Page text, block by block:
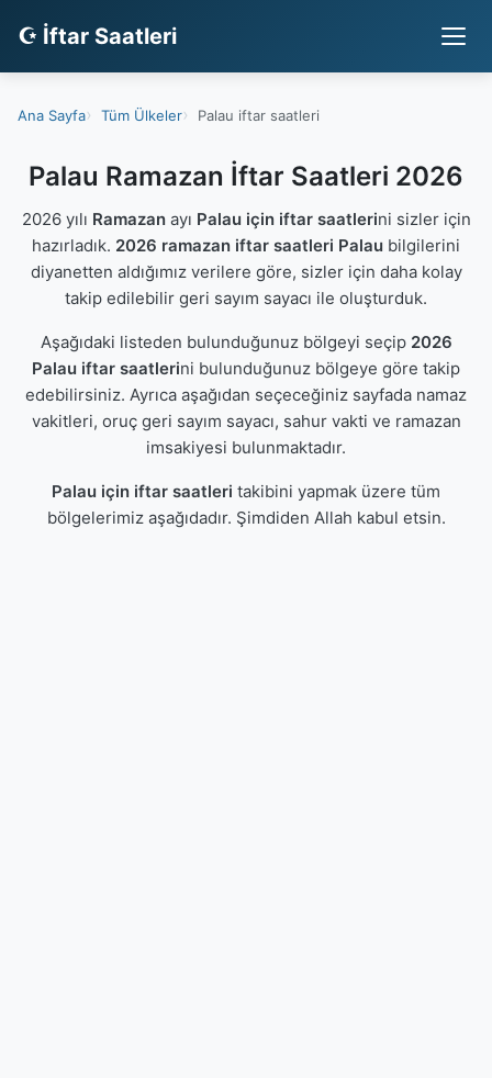
☪ İftar Saatleri
Ana Sayfa Tüm Ülkeler Palau iftar saatleri
Palau Ramazan İftar Saatleri 2026
2026 yılı Ramazanayı Palau için iftar saatlerini sizler için
hazırladık. 2026 ramazan iftar saatleri Palau bilgilerini
diyanetten aldığımız verilere göre, sizler için daha kolay
takip edilebilir geri sayım sayacı ile oluşturduk.
Aşağıdaki listeden bulunduğunuz bölgeyi seçip 2026
Palau iftar saatlerini bulunduğunuz bölgeye göre takip
edebilirsiniz. Ayrıca aşağıdan seçeceğiniz sayfada namaz
vakitleri, oruç geri sayım sayacı, sahur vakti ve ramazan
imsakiyesi bulunmaktadır.
Palau için iftar saatleri takibini yapmak üzere tüm
bölgelerimiz aşağıdadır. Şimdiden Allah kabul etsin.